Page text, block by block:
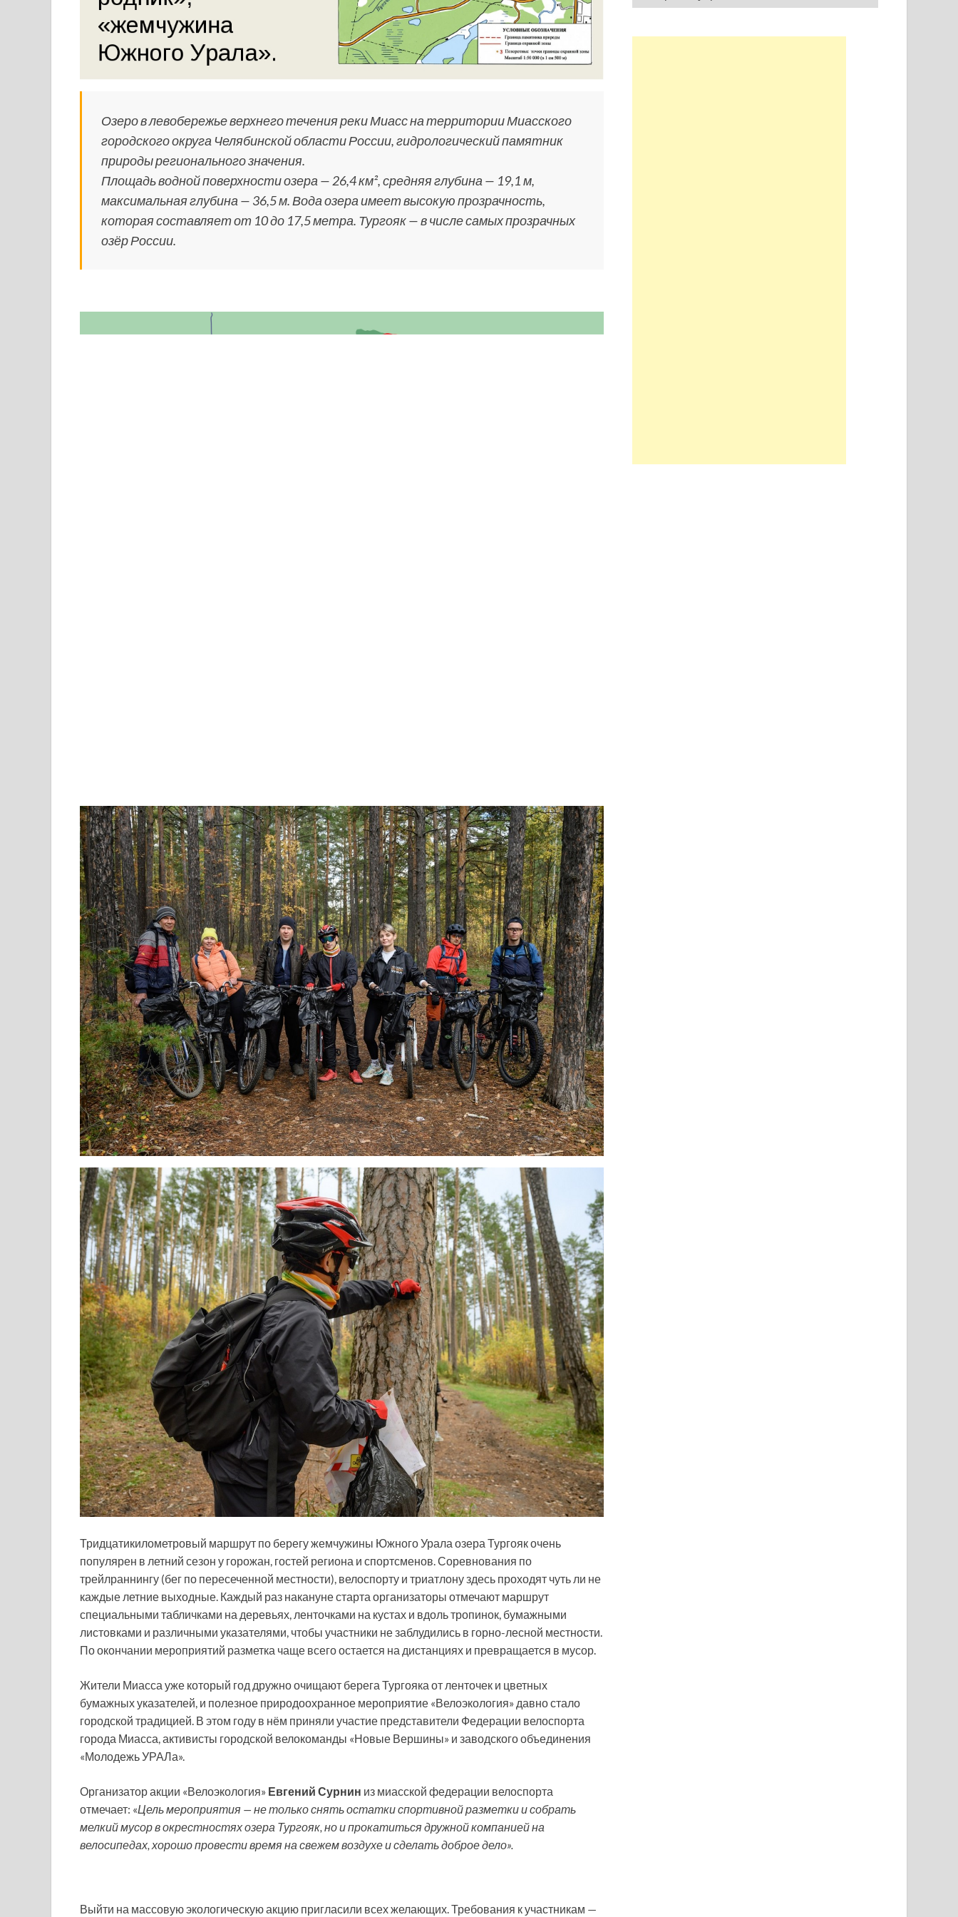
Озеро в левобережье верхнего течения реки Миасс на территории Миасского
городского округа Челябинской области России, гидрологический памятник
природы регионального значения.
Площадь водной поверхности озера — 26,4 км², средняя глубина — 19,1 м,
максимальная глубина — 36,5 м. Вода озера имеет высокую прозрачность,
которая составляет от 10 до 17,5 метра. Тургояк — в числе самых прозрачных
озёр России.
Тридцатикилометровый маршрут по берегу жемчужины Южного Урала озера Тургояк очень
популярен в летний сезон у горожан, гостей региона и спортсменов. Соревнования по
трейлраннингу (бег по пересеченной местности), велоспорту и триатлону здесь проходят чуть ли не
каждые летние выходные. Каждый раз накануне старта организаторы отмечают маршрут
специальными табличками на деревьях, ленточками на кустах и вдоль тропинок, бумажными
листовками и различными указателями, чтобы участники не заблудились в горно-лесной местности.
По окончании мероприятий разметка чаще всего остается на дистанциях и превращается в мусор.
Жители Миасса уже который год дружно очищают берега Тургояка от ленточек и цветных
бумажных указателей, и полезное природоохранное мероприятие «Велоэкология» давно стало
городской традицией. В этом году в нём приняли участие представители Федерации велоспорта
города Миасса, активисты городской велокоманды «Новые Вершины» и заводского объединения
«Молодежь УРАЛа».
Организатор акции «Велоэкология» Евгений Сурнин из миасской федерации велоспорта
отмечает: «Цель мероприятия — не только снять остатки спортивной разметки и собрать
мелкий мусор в окрестностях озера Тургояк, но и прокатиться дружной компанией на
велосипедах, хорошо провести время на свежем воздухе и сделать доброе дело».
Выйти на массовую экологическую акцию пригласили всех желающих. Требования к участникам —